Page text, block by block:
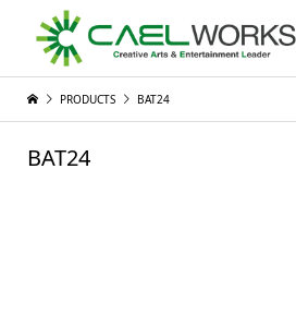
PRODUCTS BAT24
BAT24